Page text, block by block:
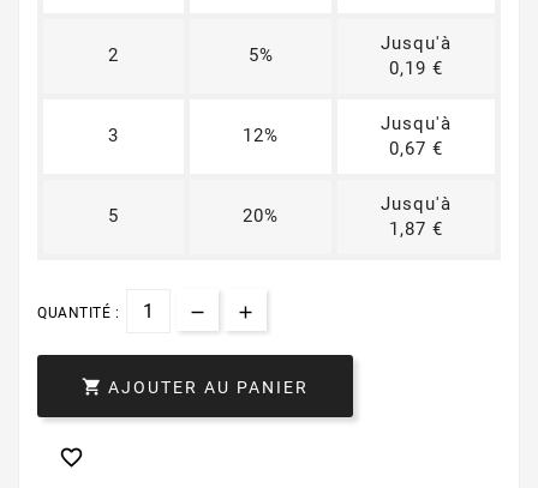
2 5%
Jusqu'à
0,19 €
3 12%
Jusqu'à
0,67 €
5 20%
Jusqu'à
1,87 €
QUANTITÉ :
 AJOUTER AU PANIER
